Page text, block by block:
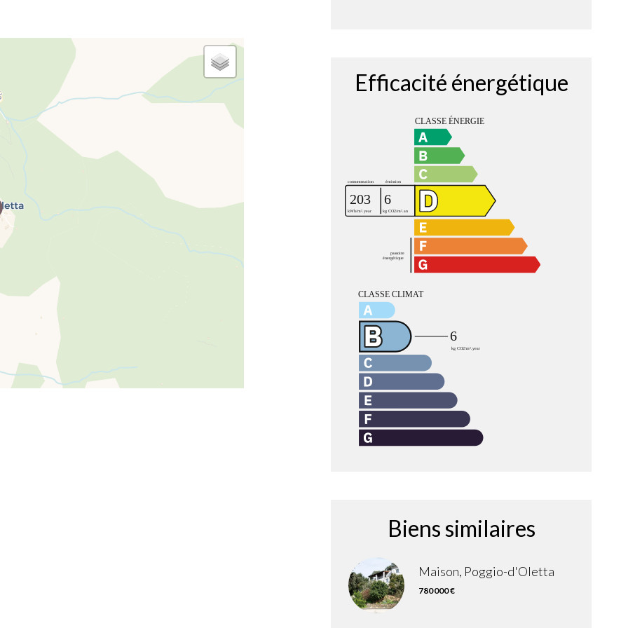
Efficacité énergétique
Biens similaires
Maison, Poggio-d'Oletta
780 000 €